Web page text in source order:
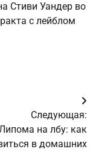
Стиви Уандер во
с лейблом
Следующая:
на лбу: как
в домашних